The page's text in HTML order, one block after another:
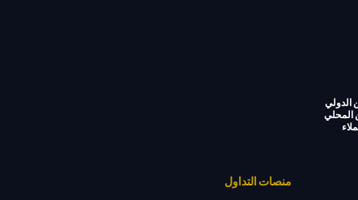
منصات التداول